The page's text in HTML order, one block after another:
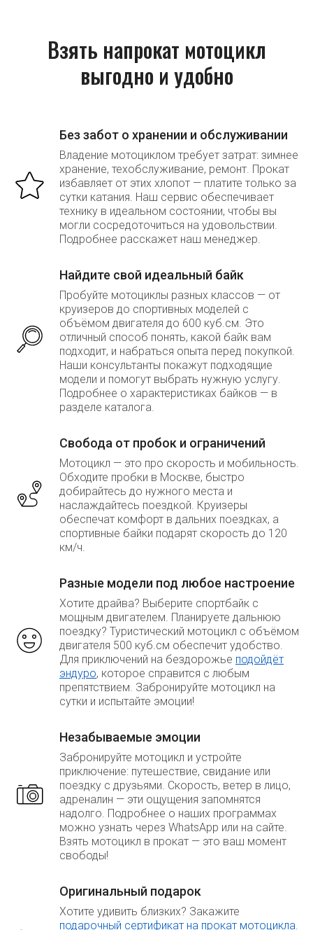
Взять напрокат мотоцикл
выгодно и удобно
Без забот о хранении и обслуживании
Владение мотоциклом требует затрат: зимнее
хранение, техобслуживание, ремонт. Прокат
избавляет от этих хлопот — платите только за
сутки катания. Наш сервис обеспечивает
технику в идеальном состоянии, чтобы вы
могли сосредоточиться на удовольствии.
Подробнее расскажет наш менеджер.
Найдите свой идеальный байк
Пробуйте мотоциклы разных классов — от
круизеров до спортивных моделей с
объёмом двигателя до 600 куб.см. Это
отличный способ понять, какой байк вам
подходит, и набраться опыта перед покупкой.
Наши консультанты покажут подходящие
модели и помогут выбрать нужную услугу.
Подробнее о характеристиках байков — в
разделе каталога.
Свобода от пробок и ограничений
Мотоцикл — это про скорость и мобильность.
Обходите пробки в Москве, быстро
добирайтесь до нужного места и
наслаждайтесь поездкой. Круизеры
обеспечат комфорт в дальних поездках, а
спортивные байки подарят скорость до 120
км/ч.
Разные модели под любое настроение
Хотите драйва? Выберите спортбайк с
мощным двигателем. Планируете дальнюю
поездку? Туристический мотоцикл с объёмом
двигателя 500 куб.см обеспечит удобство.
Для приключений на бездорожье подойдёт
эндуро, которое справится с любым
препятствием. Забронируйте мотоцикл на
сутки и испытайте эмоции!
Незабываемые эмоции
Забронируйте мотоцикл и устройте
приключение: путешествие, свидание или
поездку с друзьями. Скорость, ветер в лицо,
адреналин — эти ощущения запомнятся
надолго. Подробнее о наших программах
можно узнать через WhatsApp или на сайте.
Взять мотоцикл в прокат — это ваш момент
свободы!
Оригинальный подарок
Хотите удивить близких? Закажите
подарочный сертификат на прокат мотоцикла.